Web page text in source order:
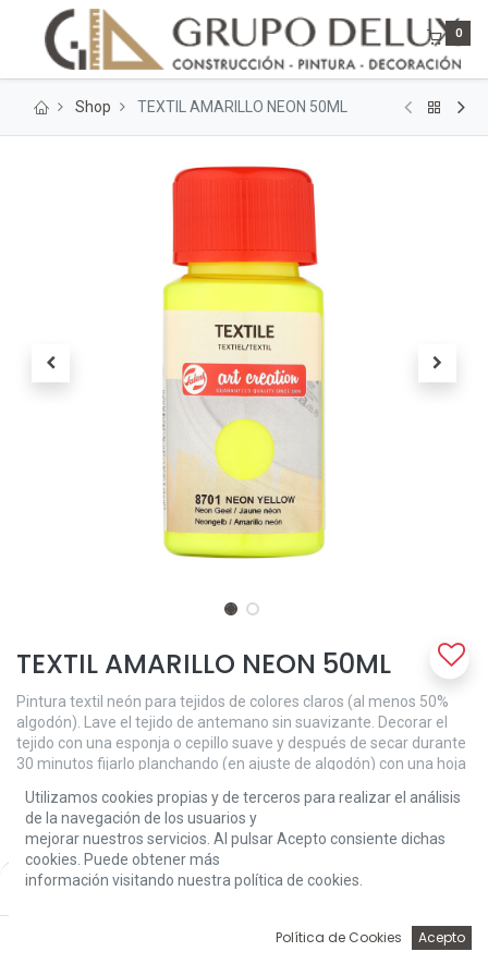
Price:
Add to Cart
0
Shop TEXTIL AMARILLO NEON 50ML
TEXTIL AMARILLO NEON 50ML
Pintura textil neón para tejidos de colores claros (al menos 50%
algodón). Lave el tejido de antemano sin suavizante. Decorar el
tejido con una esponja o cepillo suave y después de secar durante
30 minutos fijarlo planchando (en ajuste de algodón) con una hoja
Lavable a 40 ° C y apta para secadora después de la fijación.
3,81€
Utilizamos cookies propias y de terceros para realizar el análisis
de la navegación de los usuarios y
mejorar nuestros servicios. Al pulsar Acepto consiente dichas
cookies. Puede obtener más
información visitando nuestra política de cookies.
Política de Cookies Acepto